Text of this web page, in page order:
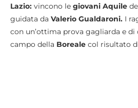
Lazio: vincono le giovani Aquile
guidata da Valerio Gualdaroni. I
con un’ottima prova gagliarda e di
campo della Boreale col risultato